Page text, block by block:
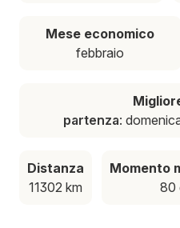
Mese economico
febbraio
partenza:
Distanza
11302 km
Momento
80